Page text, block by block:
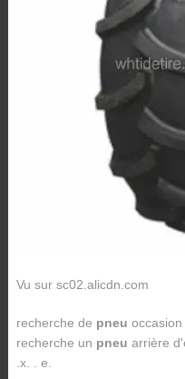
Vu sur sc02.alicdn.com
recherche de pneu occasion
recherche un pneu arrière
.x. . e.